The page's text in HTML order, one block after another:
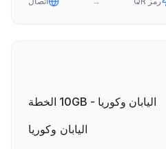
اليابان وكوريا - 10GB الخطة
اليابان وكوريا